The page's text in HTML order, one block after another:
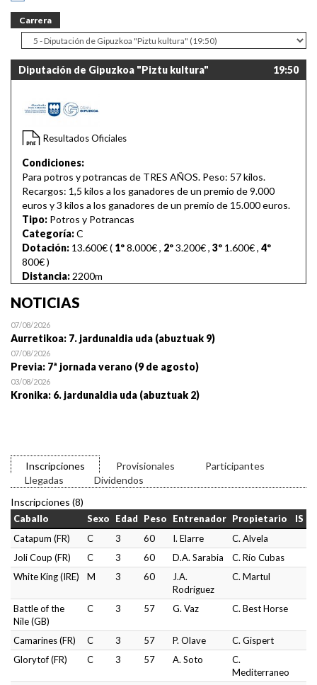
Carrera
Diputación de Gipuzkoa "Piztu kultura" 19:50
Resultados Oficiales
Condiciones:
Para potros y potrancas de TRES AÑOS. Peso: 57 kilos.
Recargos: 1,5 kilos a los ganadores de un premio de 9.000
euros y 3 kilos a los ganadores de un premio de 15.000 euros.
Tipo: Potros y Potrancas
Categoría:C
Dotación: 13.600€ ( 1º8.000€, 2º3.200€, 3º 1.600€, 4º
800€)
Distancia: 2200m
NOTICIAS
07/08/2026
Aurretikoa: 7. jardunaldia uda (abuztuak 9)
07/08/2026
Previa: 7ª jornada verano (9 de agosto)
03/08/2026
Kronika: 6. jardunaldia uda (abuztuak 2)
Inscripciones Provisionales
Participantes
Llegadas
Dividendos
Inscripciones (8)
Caballo Sexo Edad Peso Entrenador Propietario
IS
Catapum (FR)
C 3 60 I. Elarre
C. Alvela
Joli Coup (FR)
C 3 60 D.A. Sarabia
C. Río Cubas
White King (IRE)
M 3 60
J.A.
Rodríguez
C. Martul
Battle of the
Nile (GB)
C 3 57 G. Vaz C. Best Horse
Camarines (FR) C 3 57 P. Olave
C. Gispert
Glorytof (FR)
C 3 57 A. Soto
C.
Mediterraneo